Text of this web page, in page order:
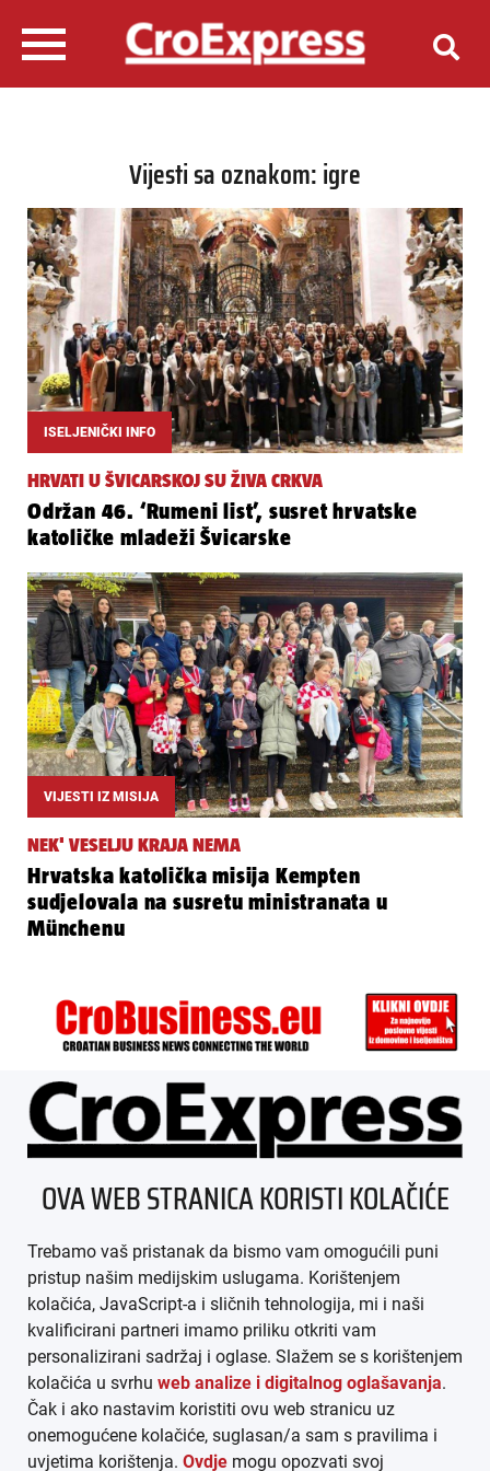
Vijesti sa oznakom: igre
ISELJENIČKI INFO
HRVATI U ŠVICARSKOJ SU ŽIVA CRKVA
Održan 46. ‘Rumeni list’, susret hrvatske
katoličke mladeži Švicarske
VIJESTI IZ MISIJA
NEK' VESELJU KRAJA NEMA
Hrvatska katolička misija Kempten
sudjelovala na susretu ministranata u
Münchenu
ÜBER UNS
IMPRESSUM
AGB
DATENSCHUTZ
MEDIADATEN
ARHIVA (PDF)
OVA WEB STRANICA KORISTI KOLAČIĆE
Trebamo vaš pristanak da bismo vam omogućili puni
pristup našim medijskim uslugama. Korištenjem
kolačića, JavaScript-a i sličnih tehnologija, mi i naši
kvalificirani partneri imamo priliku otkriti vam
personalizirani sadržaj i oglase. Slažem se s korištenjem
kolačića u svrhu web analize i digitalnog oglašavanja.
Čak i ako nastavim koristiti ovu web stranicu uz
onemogućene kolačiće, suglasan/a sam s pravilima i
uvjetima korištenja. Ovdje mogu opozvati svoj